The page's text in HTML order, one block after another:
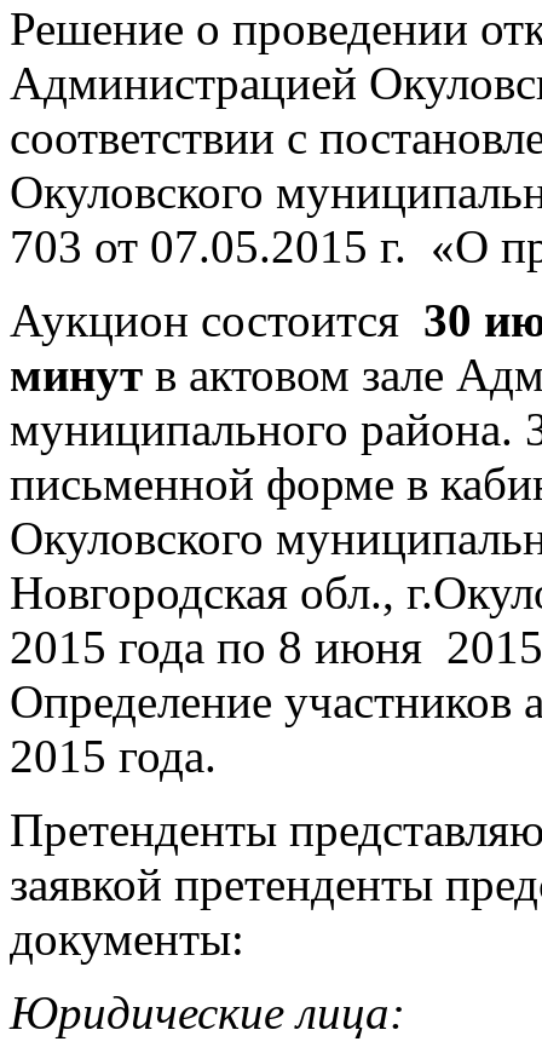
Решение о проведении
Администрацией
соответствии с
Окуловского
703 от 07.05.2015 г. «О
Аукцион состоится 30
минут в актовом зале
муниципального района.
письменной форме в
Окуловского
Новгородская обл.,
2015 года по 8 июня
Определение
2015 года.
Претенденты
заявкой претенденты
документы:
Юридические лица: